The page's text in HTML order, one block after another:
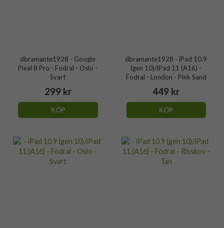
dbramante1928 - Google
Pixel 8 Pro - Fodral - Oslo -
Svart
299 kr
KÖP
dbramante1928 - iPad 10.9
(gen 10)/iPad 11 (A16) -
Fodral - London - Pink Sand
449 kr
KÖP